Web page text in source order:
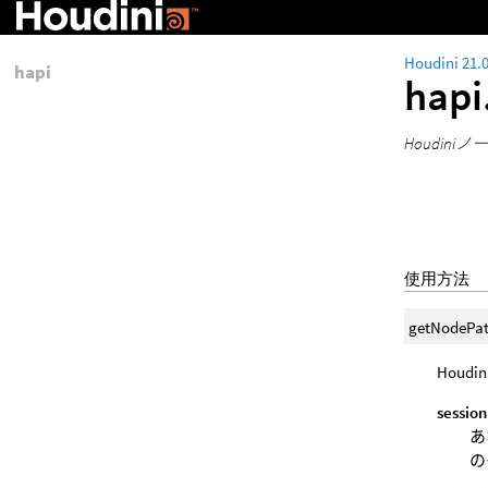
Houdini 21.0
Houdiniノ
使用方法
session
hapi